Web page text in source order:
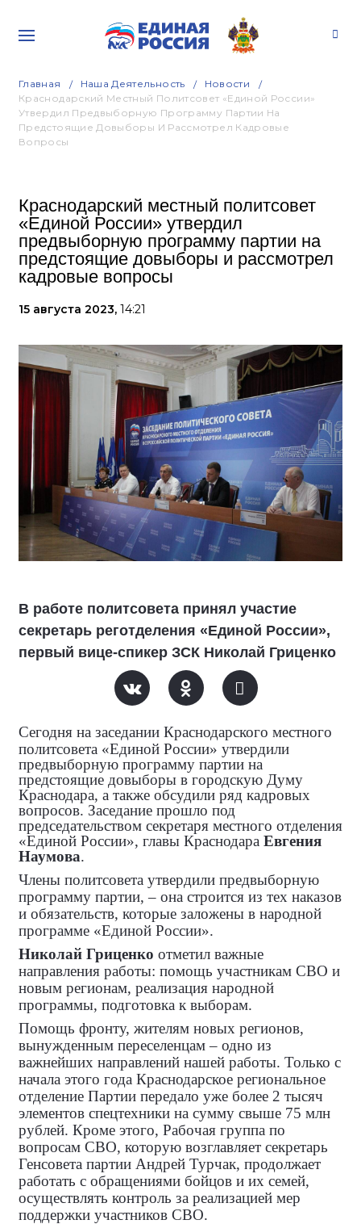
Главная Наша Деятельность
Новости
Краснодарский Местный Политсовет «Единой России»
Утвердил Предвыборную Программу Партии На
Предстоящие Довыборы И Рассмотрел Кадровые
Вопросы
Краснодарский местный политсовет
«Единой России» утвердил
предвыборную программу партии на
предстоящие довыборы и рассмотрел
кадровые вопросы
15 августа 2023, 14:21
В работе политсовета принял участие
секретарь реготделения «Единой России»,
первый вице-спикер ЗСК Николай Гриценко
Сегодня на заседании Краснодарского местного
политсовета «Единой России» утвердили
предвыборную программу партии на
предстоящие довыборы в городскую Думу
Краснодара, а также обсудили ряд кадровых
вопросов. Заседание прошло под
председательством секретаря местного отделения
«Единой России», главы Краснодара Евгения
Наумова.
Члены политсовета утвердили предвыборную
программу партии, – она строится из тех наказов
и обязательств, которые заложены в народной
программе «Единой России».
Николай Гриценко отметил важные
направления работы: помощь участникам СВО и
новым регионам, реализация народной
программы, подготовка к выборам.
Помощь фронту, жителям новых регионов,
вынужденным переселенцам – одно из
важнейших направлений нашей работы. Только с
начала этого года Краснодарское региональное
отделение Партии передало уже более 2 тысяч
элементов спецтехники на сумму свыше 75 млн
рублей. Кроме этого, Рабочая группа по
вопросам СВО, которую возглавляет секретарь
Генсовета партии Андрей Турчак, продолжает
работать с обращениями бойцов и их семей,
осуществлять контроль за реализацией мер
поддержки участников СВО.